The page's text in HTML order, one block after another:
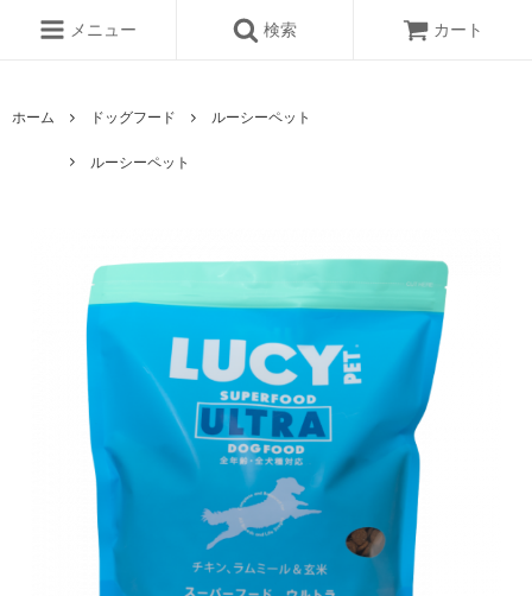
メニュー 検索 カート
ホーム ドッグフード ルーシーペット
ルーシーペット